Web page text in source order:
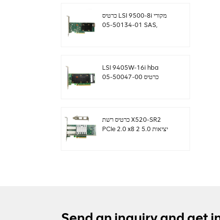
כרטיס LSI 9500-8i מקורי
05-50134-01 SAS,
LSI 9405W-16i hba
כרטיס 05-50047-00
כרטיס רשת X520-SR2
PCIe 2.0 x8 2 יציאות 5.0